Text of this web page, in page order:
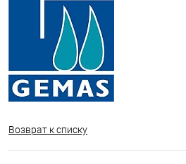
Возврат к списку